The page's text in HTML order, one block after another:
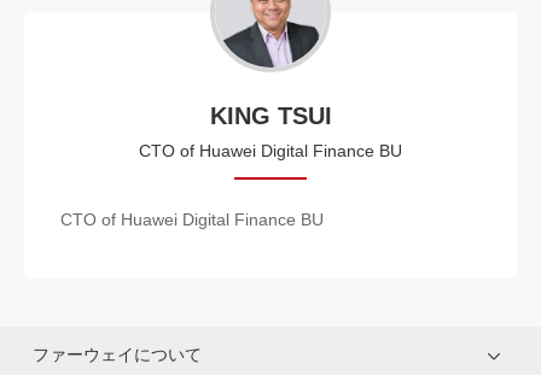
KING TSUI
CTO of Huawei Digital Finance BU
CTO of Huawei Digital Finance BU
ファーウェイについて